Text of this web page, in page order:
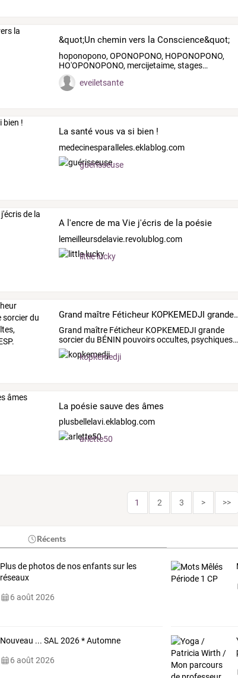
&quot;Un chemin vers la Conscience&quot;
hoponopono, OPONOPONO, HOPONOPONO,
HO'OPONOPONO, mercijetaime, stages…
eveiletsante
La santé vous va si bien !
medecinesparalleles.eklablog.com
guérisseuse
A l'encre de ma Vie j'écris de la poésie
lemeilleursdelavie.revolublog.com
little lucky
Grand maître Féticheur KOPKEMEDJI grande
Grand maître Féticheur KOPKEMEDJI grande
sorcierdu BÉNIN pouvoirsoccultes, psychiques…
kopkemedji
La poésie sauve des âmes
plusbellelavi.eklablog.com
arlette50
1 2 3 > >>
Récents
Plus de photos de nos enfants sur les
réseaux
6 août 2026
Nouveau ... SAL 2026 * Automne
6 août 2026